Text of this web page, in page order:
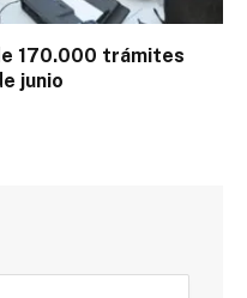
170.000 trámites
junio